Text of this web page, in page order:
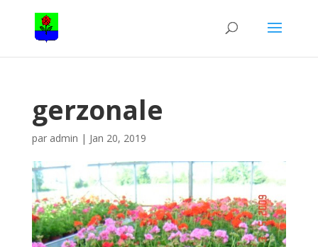
gerzonale
par admin | Jan 20, 2019